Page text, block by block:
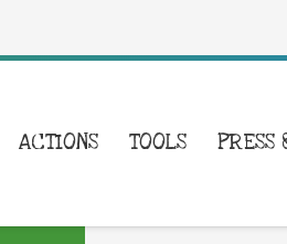
ACTIONS TOOLS PRESS